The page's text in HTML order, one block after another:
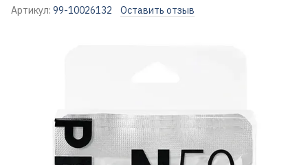
Артикул: 99-10026132 Оставить отзыв